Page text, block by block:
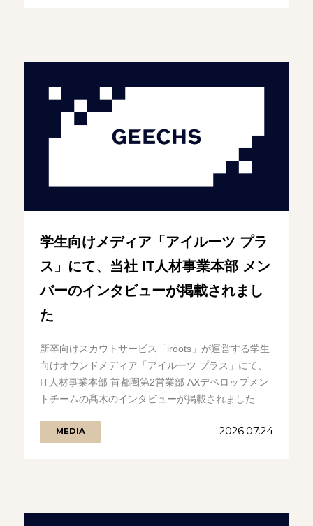
学生向けメディア「アイルーツ プラ
ス」にて、当社 IT人材事業本部 メン
バーのインタビューが掲載されまし
た
新卒向けスカウトサービス「iroots」が運営する学生
向けオウンドメディア「アイルーツ プラス」にて、
IT人材事業本部 首都圏第2営業部 AXデベロップメン
トチームの髙木のインタビューが掲載されました。
MEDIA 2026.07.24